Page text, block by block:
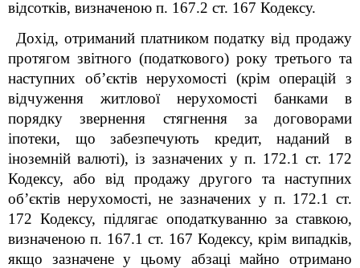
відсотків, визначеною п. 167.2 ст. 167 Кодексу.
Дохід, отриманий платником податку від продажу
протягом звітного (податкового) року третього та
наступних об’єктів нерухомості (крім операцій з
відчуження житлової нерухомості банками в
порядку звернення стягнення за договорами
іпотеки, що забезпечують кредит, наданий в
іноземній валюті), із зазначених у п. 172.1 ст. 172
Кодексу, або від продажу другого та наступних
об’єктів нерухомості, не зазначених у п. 172.1 ст.
172 Кодексу, підлягає оподаткуванню за ставкою,
визначеною п. 167.1 ст. 167 Кодексу, крім випадків,
якщо зазначене у цьому абзаці майно отримано